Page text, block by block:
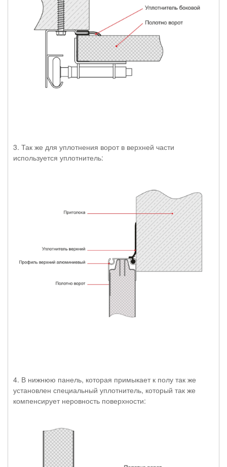
3. Так же для уплотнения ворот в верхней части
используется уплотнитель:
4. В нижнюю панель, которая примыкает к полу так же
установлен специальный уплотнитель, который так же
компенсирует неровность поверхности: